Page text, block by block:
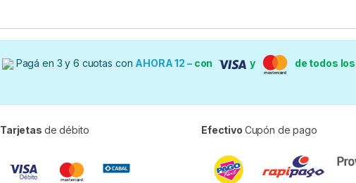
Pagá en 3 y 6 cuotas con AHORA 12 – con y de todos
Tarjetas de débito Efectivo Cupón de pago